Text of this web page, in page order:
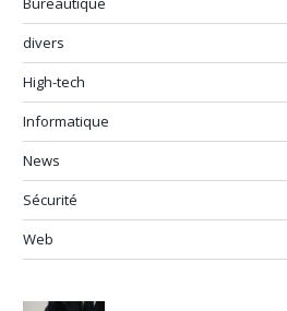
divers
High-tech
Informatique
News
Sécurité
Web